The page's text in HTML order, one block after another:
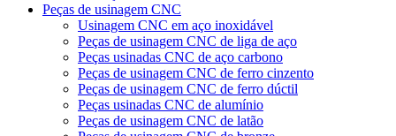
Peças de usinagem CNC
Usinagem CNC em aço inoxidável
Peças de usinagem CNC de liga de aço
Peças usinadas CNC de aço carbono
Peças de usinagem CNC de ferro cinzento
Peças de usinagem CNC de ferro dúctil
Peças usinadas CNC de alumínio
Peças de usinagem CNC de latão